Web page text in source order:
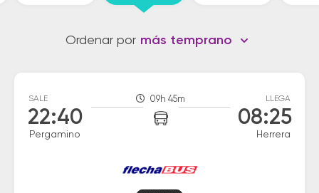
Ordenar por más temprano
SALE
22:40
Pergamino
09h 45m LLEGA
08:25
Herrera